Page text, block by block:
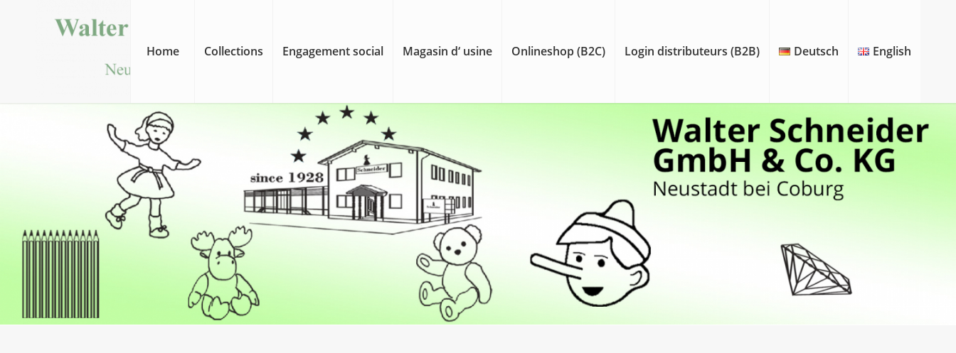
Home Collections Engagement social Magasin d‘ usine Onlineshop (B2C) Login distributeurs (B2B) Deutsch English